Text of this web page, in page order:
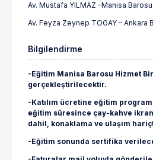
Av. Mustafa YILMAZ –Manisa Barosu
Av. Feyza Zeynep TOGAY – Ankara
Bilgilendirme
-Eğitim Manisa Barosu Hizmet
gerçekleştirilecektir.
-Katılım ücretine eğitim
eğitim süresince çay-kahve
dahil, konaklama ve ulaşım
-Eğitim sonunda sertifika